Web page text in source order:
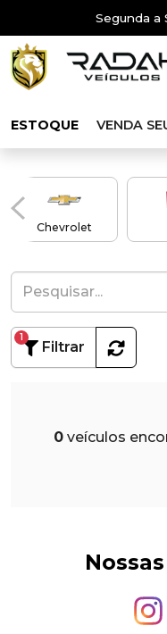
Segunda a
ESTOQUE VENDA
Chevrolet
Filtrar
1
0 veículos